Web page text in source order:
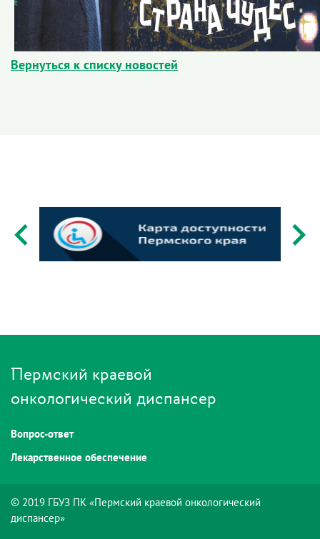
Вернуться к списку новостей
Пермский краевой
онкологический диспансер
Вопрос-ответ
Лекарственное обеспечение
© 2019 ГБУЗ ПК «Пермский краевой онкологический
диспансер»